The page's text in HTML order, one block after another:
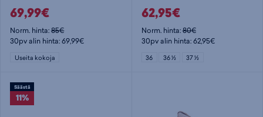
69,99€
Norm. hinta:85€
30pv alin hinta: 69,99€
Useita kokoja
62,95€
Norm. hinta:80€
30pv alin hinta: 62,95€
36 36 ½ 37 ½
Säästä
11%